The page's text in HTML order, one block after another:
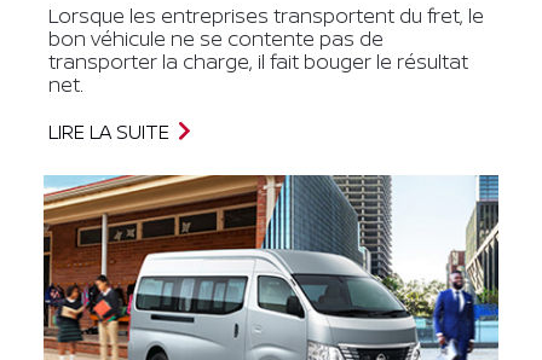
Lorsque les entreprises transportent du fret, le
bon véhicule ne se contente pas de
transporter la charge, il fait bouger le résultat
net.
LIRE LA SUITE